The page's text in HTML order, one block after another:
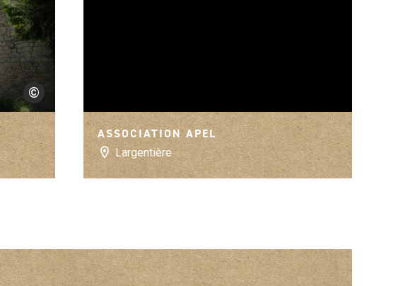
©
Matthieu Dupont
ASSOCIATION APEL
Largentière